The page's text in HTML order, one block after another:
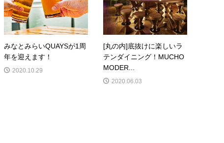
みなとみらいQUAYSが1周
年を迎えます！
2020.10.29
[丸の内]底抜けに楽しいラ
テンダイニング！MUCHO
MODER...
2020.06.03